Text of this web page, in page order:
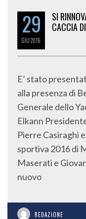
29
GIU2016
SI
CACCIA
E’ stato
alla presenza di
Generale dello
Elkann
Pierre Casiraghi
sportiva 2016 di
Maserati e
nuovo
REDAZIONE